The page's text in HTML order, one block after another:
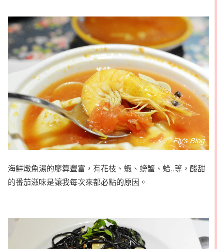
海鮮燉魚湯的廖算豐富，有花枝、蝦、螃蟹、蛤..等，酸甜
的番茄滋味是讓我每次來都必點的原因。